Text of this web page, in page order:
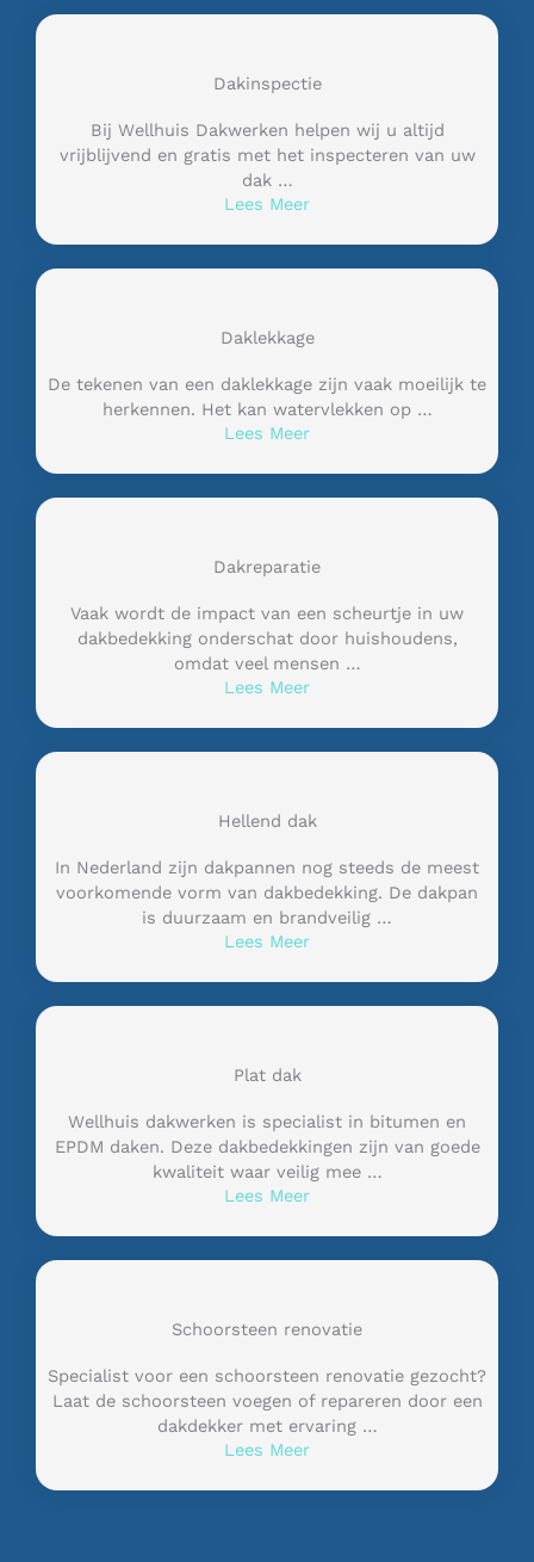
Dakinspectie
Bij Wellhuis Dakwerken helpen wij u altijd
vrijblijvend en gratis met het inspecteren van uw
dak …
Lees Meer
Daklekkage
De tekenen van een daklekkage zijn vaak moeilijk te
herkennen. Het kan watervlekken op …
Lees Meer
Dakreparatie
Vaak wordt de impact van een scheurtje in uw
dakbedekking onderschat door huishoudens,
omdat veel mensen …
Lees Meer
Hellend dak
In Nederland zijn dakpannen nog steeds de meest
voorkomende vorm van dakbedekking. De dakpan
is duurzaam en brandveilig …
Lees Meer
Plat dak
Wellhuis dakwerken is specialist in bitumen en
EPDM daken. Deze dakbedekkingen zijn van goede
kwaliteit waar veilig mee …
Lees Meer
Schoorsteen renovatie
Specialist voor een schoorsteen renovatie gezocht?
Laat de schoorsteen voegen of repareren door een
dakdekker met ervaring …
Lees Meer